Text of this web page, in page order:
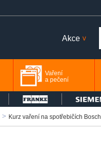
Akce>
Vaření
a pečení
Kurz vaření na spotřebičích Bosch